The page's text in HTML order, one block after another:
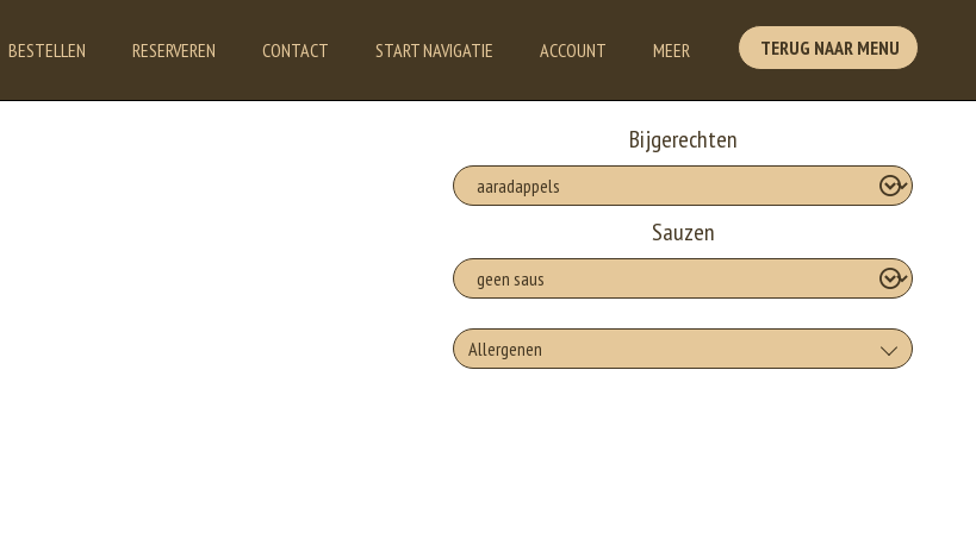
BESTELLEN RESERVEREN CONTACT START NAVIGATIE ACCOUNT MEER TERUG NAAR MENU
Bijgerechten
Sauzen
Allergenen